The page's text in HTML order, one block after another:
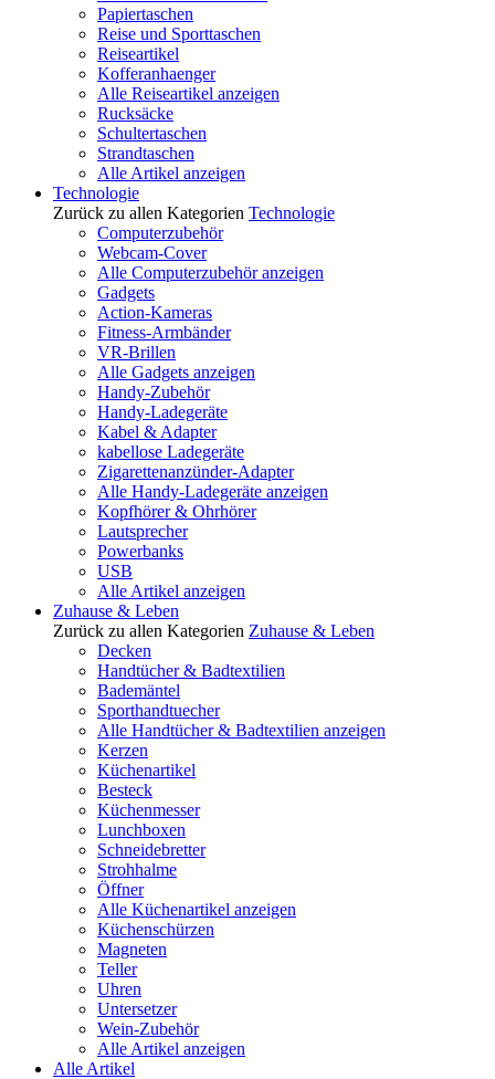
Papiertaschen
Reise und Sporttaschen
Reiseartikel
Kofferanhaenger
Alle Reiseartikel anzeigen
Rucksäcke
Schultertaschen
Strandtaschen
Alle Artikel anzeigen
Technologie
Zurück zu allen Kategorien Technologie
Computerzubehör
Webcam-Cover
Alle Computerzubehör anzeigen
Gadgets
Action-Kameras
Fitness-Armbänder
VR-Brillen
Alle Gadgets anzeigen
Handy-Zubehör
Handy-Ladegeräte
Kabel & Adapter
kabellose Ladegeräte
Zigarettenanzünder-Adapter
Alle Handy-Ladegeräte anzeigen
Kopfhörer & Ohrhörer
Lautsprecher
Powerbanks
USB
Alle Artikel anzeigen
Zuhause & Leben
Zurück zu allen Kategorien Zuhause & Leben
Decken
Handtücher & Badtextilien
Bademäntel
Sporthandtuecher
Alle Handtücher & Badtextilien anzeigen
Kerzen
Küchenartikel
Besteck
Küchenmesser
Lunchboxen
Schneidebretter
Strohhalme
Öffner
Alle Küchenartikel anzeigen
Küchenschürzen
Magneten
Teller
Uhren
Untersetzer
Wein-Zubehör
Alle Artikel anzeigen
Alle Artikel